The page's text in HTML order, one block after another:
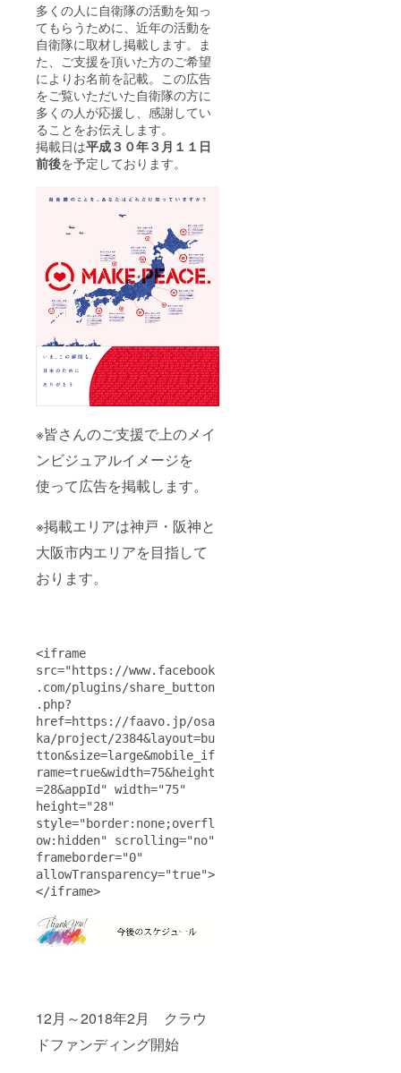
多くの人に自衛隊の活動を知っ
てもらうために、近年の活動を
自衛隊に取材し掲載します。ま
た、ご支援を頂いた方のご希望
によりお名前を記載。この広告
をご覧いただいた自衛隊の方に
多くの人が応援し、感謝してい
ることをお伝えします。
掲載日は平成３０年３月１１日
前後を予定しております。
※皆さんのご支援で上のメイ
ンビジュアルイメージを
使って広告を掲載します。
※掲載エリアは神戸・阪神と
大阪市内エリアを目指して
おります。
<iframe
src="https://www.facebook
.com/plugins/share_button
.php?
href=https://faavo.jp/osa
ka/project/2384&layout=bu
tton&size=large&mobile_if
rame=true&width=75&height
=28&appId" width="75"
height="28"
style="border:none;overfl
ow:hidden" scrolling="no"
frameborder="0"
allowTransparency="true">
</iframe>
12月～2018年2月 クラウ
ドファンディング開始